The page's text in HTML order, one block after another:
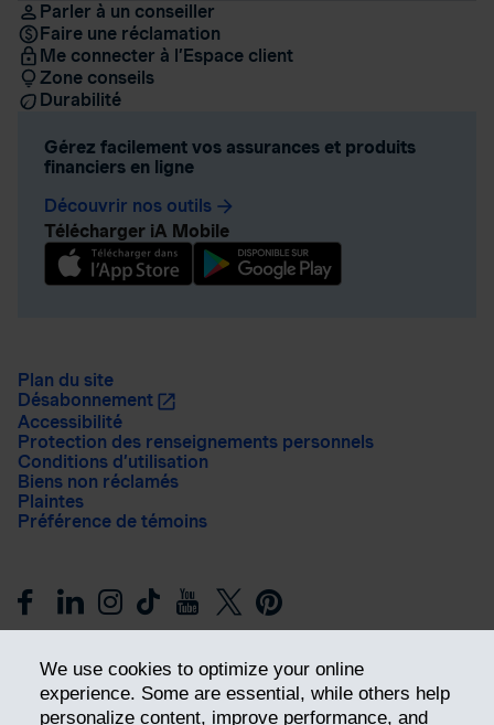
We use cookies to optimize your online
experience. Some are essential, while others help
personalize content, improve performance, and
Parler à un conseiller
Faire une réclamation
Me connecter à l’Espace client
Zone conseils
Durabilité
Gérez facilement vos assurances et produits
financiers en ligne
Découvrir nos outils arrow_forward
Télécharger iA Mobile
Plan du site
Désabonnement
Accessibilité
Protection des renseignements personnels
Conditions d’utilisation
Biens non réclamés
Plaintes
Préférence de témoins